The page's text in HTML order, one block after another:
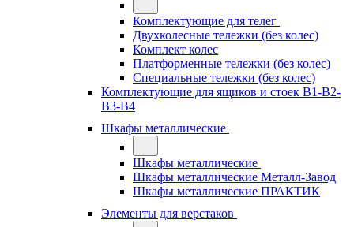
Комплектующие для телег
Двухколесные тележки (без колес)
Комплект колес
Платформенные тележки (без колес)
Специальные тележки (без колес)
Комплектующие для ящиков и стоек В1-В2-
В3-В4
Шкафы металлические
Шкафы металлические
Шкафы металлические Металл-Завод
Шкафы металлические ПРАКТИК
Элементы для верстаков